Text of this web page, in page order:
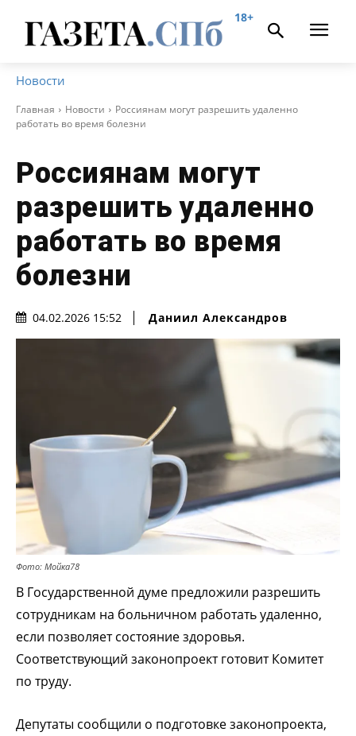
18+
Новости
Главная Новости
Россиянам могут разрешить удаленно
работать во время болезни
Россиянам могут
разрешить удаленно
работать во время
болезни
04.02.2026 15:52 Даниил Александров
Фото: Мойка78
В Государственной думе предложили разрешить
сотрудникам на больничном работать удаленно,
если позволяет состояние здоровья.
Соответствующий законопроект готовит Комитет
по труду.
Депутаты сообщили о подготовке законопроекта,